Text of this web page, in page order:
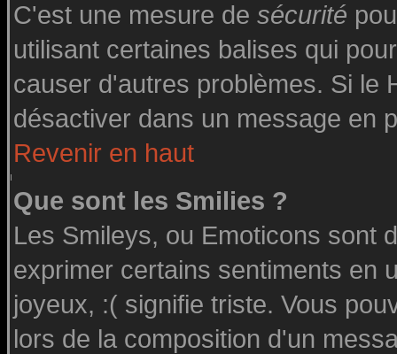
C'est une mesure de sécurité
utilisant certaines balises qui
causer d'autres problèmes. Si le
désactiver dans un message en
Revenir en haut
Que sont les Smilies ?
Les Smileys, ou Emoticons sont
exprimer certains sentiments en
joyeux, :( signifie triste. Vous
lors de la composition d'un